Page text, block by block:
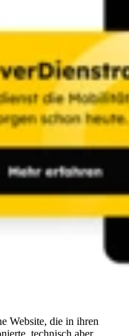
Website, die in ihren